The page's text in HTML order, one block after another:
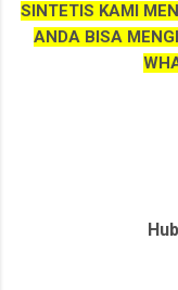
SINTETIS KAMI
ANDA BISA